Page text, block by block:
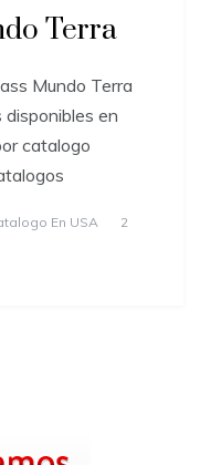
Terra
Mundo Terra
en
catalogo
En USA
2